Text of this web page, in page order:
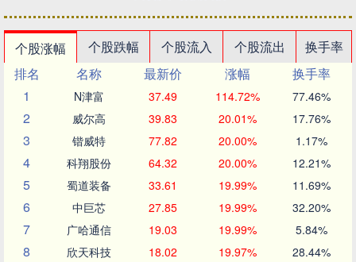
个股涨幅 个股跌幅 个股流入 个股流出
换手率
排名
名称 最新价 涨幅
换手率
1
N津富 37.49 114.72% 77.46%
2 威尔高 39.83 20.01% 17.76%
3 锴威特 77.82 20.00% 1.17%
4 科翔股份 64.32 20.00% 12.21%
5 蜀道装备 33.61 19.99% 11.69%
6 中巨芯 27.85 19.99% 32.20%
7 广哈通信 19.03 19.99% 5.84%
8 欣天科技 18.02 19.97% 28.44%